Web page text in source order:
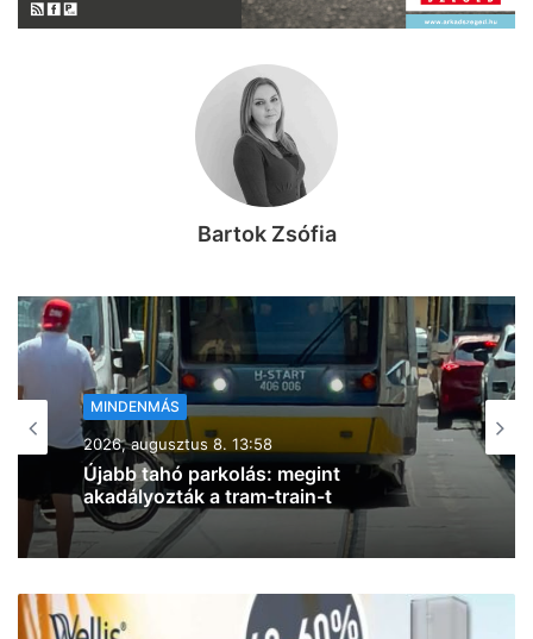
Bartok Zsófia
MINDENMÁS
2026, augusztus 8. 13:39
Tetejére borult egy autó Csongrád és
Gátér között